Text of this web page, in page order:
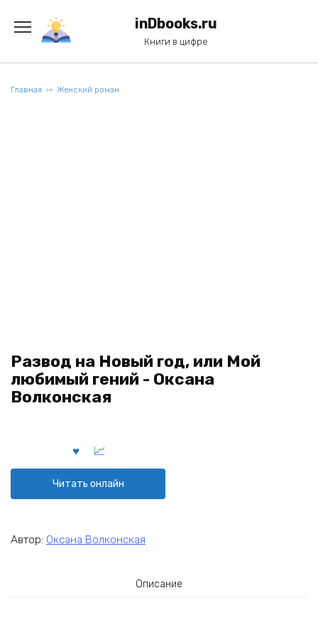
содержанию
inDbooks.ru
Книги в цифре
Главная Женский роман
Развод на Новый год, или Мой
любимый гений - Оксана
Волконская
Читать онлайн
Автор: Оксана Волконская
Описание